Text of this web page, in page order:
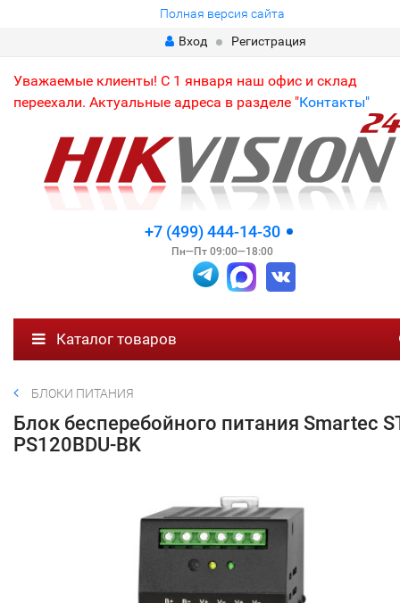
Полная версия сайта
Вход
Регистрация
Уважаемые клиенты! С 1 января наш офис и склад
переехали. Актуальные адреса в разделе "Контакты"
+7 (499) 444-14-30
Пн—Пт 09:00—18:00
Каталог товаров
БЛОКИ ПИТАНИЯ
Блок бесперебойного питания Smartec
PS120BDU-BK